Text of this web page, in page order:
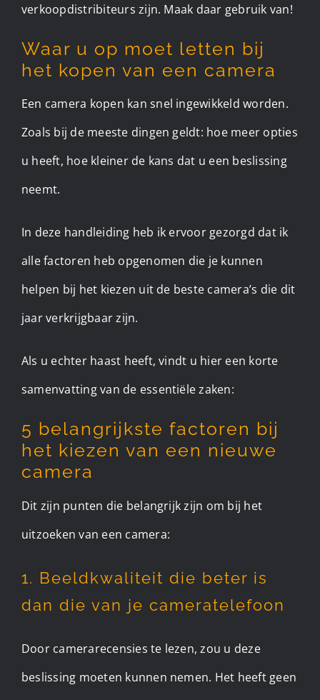
verkoopdistribiteurs zijn. Maak daar gebruik van!
Waar u op moet letten bij
het kopen van een camera
Een camera kopen kan snel ingewikkeld worden.
Zoals bij de meeste dingen geldt: hoe meer opties
u heeft, hoe kleiner de kans dat u een beslissing
neemt.
In deze handleiding heb ik ervoor gezorgd dat ik
alle factoren heb opgenomen die je kunnen
helpen bij het kiezen uit de beste camera’s die dit
jaar verkrijgbaar zijn.
Als u echter haast heeft, vindt u hier een korte
samenvatting van de essentiële zaken:
5 belangrijkste factoren bij
het kiezen van een nieuwe
camera
Dit zijn punten die belangrijk zijn om bij het
uitzoeken van een camera:
1. Beeldkwaliteit die beter is
dan die van je cameratelefoon
Door camerarecensies te lezen, zou u deze
beslissing moeten kunnen nemen. Het heeft geen